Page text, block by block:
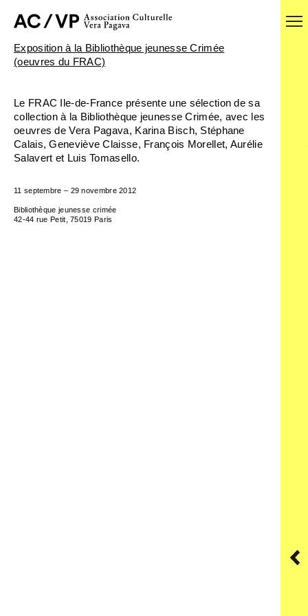
Exposition à la Bibliothèque jeunesse Crimée
(oeuvres du FRAC)
Le FRAC Ile-de-France présente une sélection de sa
collection à la Bibliothèque jeunesse Crimée, avec les
oeuvres de Vera Pagava, Karina Bisch, Stéphane
Calais, Geneviève Claisse, François Morellet, Aurélie
Salavert et Luis Tomasello.
11 septembre – 29 novembre 2012
Bibliothèque jeunesse crimée
42-44 rue Petit, 75019 Paris